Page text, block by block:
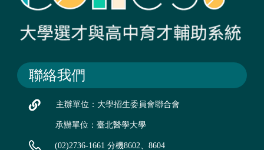
聯絡我們
主辦單位：大學招生委員會聯合會
承辦單位：臺北醫學大學
(02)2736-1661 分機8602、8604